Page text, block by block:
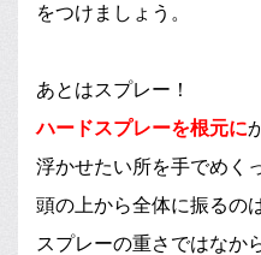
をつけましょう。
あとはスプレー！
ハードスプレーを根元に
浮かせたい所を手でめく
頭の上から全体に振るの
スプレーの重さではなか